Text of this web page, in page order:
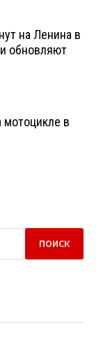
на Ленина в
обновляют
мотоцикле в